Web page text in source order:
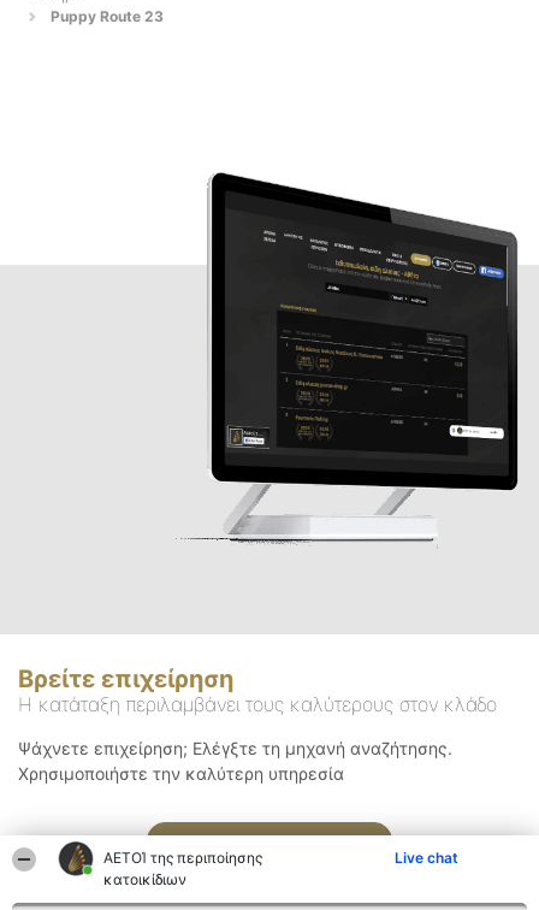
ΑΕΤΟΊ της περιποίησης
κατοικίδιων
Live chat
Puppy Route 23
Βρείτε επιχείρηση
Η κατάταξη περιλαμβάνει τους καλύτερους στον κλάδο
Ψάχνετε επιχείρηση; Ελέγξτε τη μηχανή αναζήτησης.
Χρησιμοποιήστε την καλύτερη υπηρεσία
Αναζήτηση